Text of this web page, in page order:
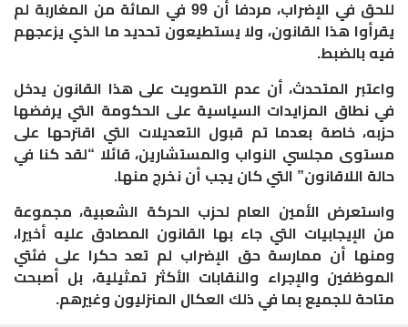
للحق في الإضراب، مردفا أن 99 في المائة من المغاربة لم
يقرأوا هذا القانون، ولا يستطيعون تحديد ما الذي يزعجهم
فيه بالضبط.
واعتبر المتحدث، أن عدم التصويت على هذا القانون يدخل
في نطاق المزايدات السياسية على الحكومة التي يرفضها
حزبه، خاصة بعدما تم قبول التعديلات التي اقترحها على
مستوى مجلسي النواب والمستشارين، قائلا “لقد كنا في
حالة اللاقانون” التي كان يجب أن نخرج منها.
واستعرض الأمين العام لحزب الحركة الشعبية، مجموعة
من الإيجابيات التي جاء بها القانون المصادق عليه أخيرا،
ومنها أن ممارسة حق الإضراب لم تعد حكرا على فئتي
الموظفين والإجراء والنقابات الأكثر تمثيلية، بل أصبحت
متاحة للجميع بما في ذلك العكال المنزليون وغيرهم.